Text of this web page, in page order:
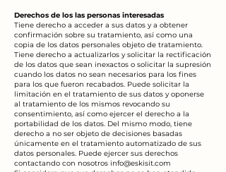
Derechos de los las personas interesadas
Tiene derecho a acceder a sus datos y a obtener
confirmación sobre su tratamiento, así como una
copia de los datos personales objeto de tratamiento.
Tiene derecho a actualizarlos y solicitar la rectificación
de los datos que sean inexactos o solicitar la supresión
cuando los datos no sean necesarios para los fines
para los que fueron recabados. Puede solicitar la
limitación en el tratamiento de sus datos y oponerse
al tratamiento de los mismos revocando su
consentimiento, así como ejercer el derecho a la
portabilidad de los datos. Del mismo modo, tiene
derecho a no ser objeto de decisiones basadas
únicamente en el tratamiento automatizado de sus
datos personales. Puede ejercer sus derechos
contactando con nosotros info@eskisit.com